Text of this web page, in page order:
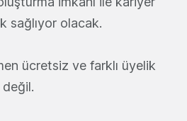
sağlıyor olacak.
ücretsiz ve farklı üyelik